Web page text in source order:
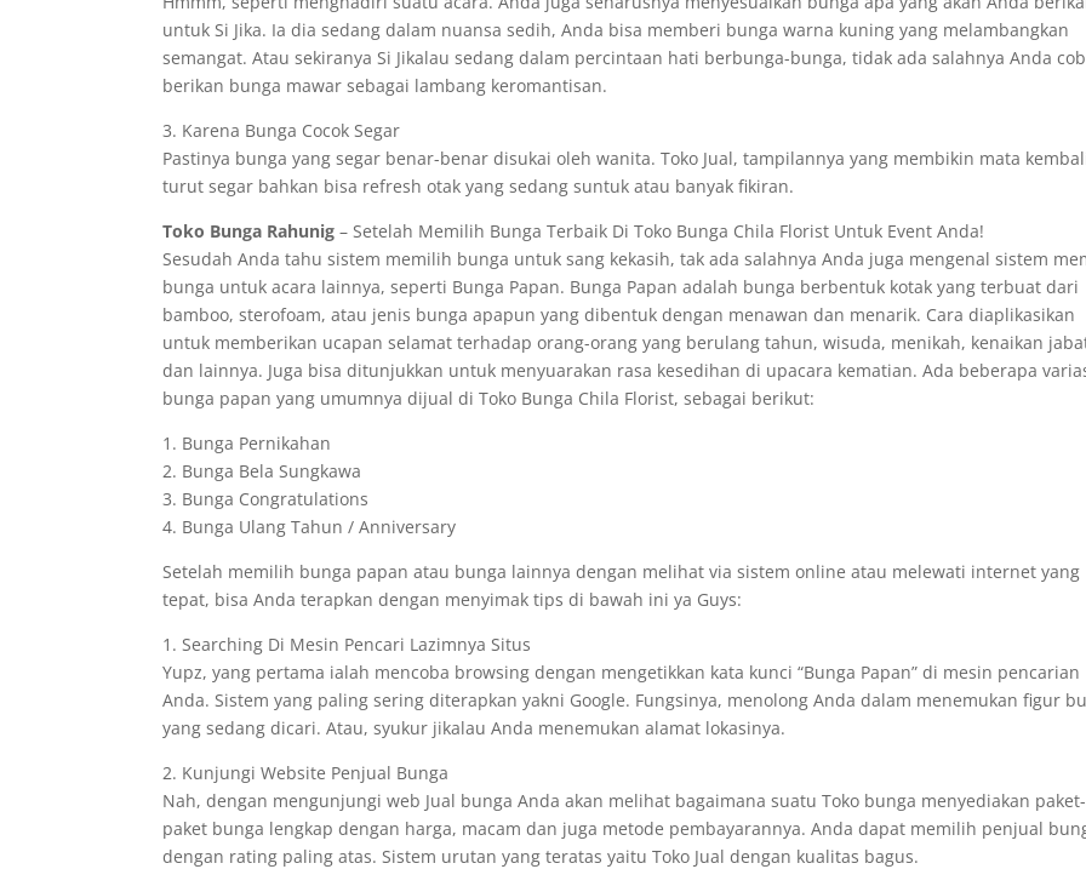
untuk Si Jika. Ia dia sedang dalam nuansa sedih, Anda bisa memberi bunga warna kuning yang melambangkan
semangat. Atau sekiranya Si Jikalau sedang dalam percintaan hati berbunga-bunga, tidak ada salahnya Anda
berikan bunga mawar sebagai lambang keromantisan.
3. Karena Bunga Cocok Segar
Pastinya bunga yang segar benar-benar disukai oleh wanita. Toko Jual, tampilannya yang membikin mata
turut segar bahkan bisa refresh otak yang sedang suntuk atau banyak fikiran.
Toko Bunga Rahunig – Setelah Memilih Bunga Terbaik Di Toko Bunga Chila Florist Untuk Event Anda!
Sesudah Anda tahu sistem memilih bunga untuk sang kekasih, tak ada salahnya Anda juga mengenal sistem
bunga untuk acara lainnya, seperti Bunga Papan. Bunga Papan adalah bunga berbentuk kotak yang terbuat dari
bamboo, sterofoam, atau jenis bunga apapun yang dibentuk dengan menawan dan menarik. Cara diaplikasikan
untuk memberikan ucapan selamat terhadap orang-orang yang berulang tahun, wisuda, menikah, kenaikan
dan lainnya. Juga bisa ditunjukkan untuk menyuarakan rasa kesedihan di upacara kematian. Ada beberapa
bunga papan yang umumnya dijual di Toko Bunga Chila Florist, sebagai berikut:
1. Bunga Pernikahan
2. Bunga Bela Sungkawa
3. Bunga Congratulations
4. Bunga Ulang Tahun / Anniversary
Setelah memilih bunga papan atau bunga lainnya dengan melihat via sistem online atau melewati internet yang
tepat, bisa Anda terapkan dengan menyimak tips di bawah ini ya Guys:
1. Searching Di Mesin Pencari Lazimnya Situs
Yupz, yang pertama ialah mencoba browsing dengan mengetikkan kata kunci “Bunga Papan” di mesin pencarian
Anda. Sistem yang paling sering diterapkan yakni Google. Fungsinya, menolong Anda dalam menemukan figur
yang sedang dicari. Atau, syukur jikalau Anda menemukan alamat lokasinya.
2. Kunjungi Website Penjual Bunga
Nah, dengan mengunjungi web Jual bunga Anda akan melihat bagaimana suatu Toko bunga menyediakan paket-
paket bunga lengkap dengan harga, macam dan juga metode pembayarannya. Anda dapat memilih penjual
dengan rating paling atas. Sistem urutan yang teratas yaitu Toko Jual dengan kualitas bagus.